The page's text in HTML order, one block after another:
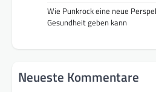
Wie Punkrock eine neue
Gesundheit geben kann
Neueste Kommentare